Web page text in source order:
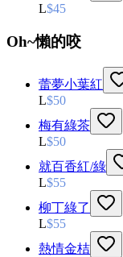
L$45
Oh~懶的咬
蕾夢小葉紅
L$50
梅有綠茶
L$50
就百香紅/綠
L$55
柳丁綠了
L$55
熱情金桔